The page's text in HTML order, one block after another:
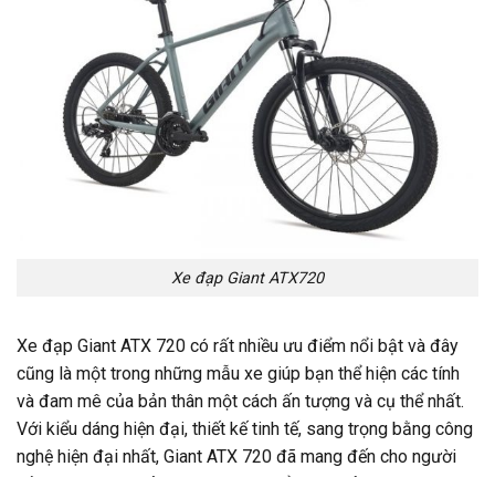
Xe đạp Giant ATX720
Xe đạp Giant ATX 720 có rất nhiều ưu điểm nổi bật và đây
cũng là một trong những mẫu xe giúp bạn thể hiện các tính
và đam mê của bản thân một cách ấn tượng và cụ thể nhất.
Với kiểu dáng hiện đại, thiết kế tinh tế, sang trọng bằng công
nghệ hiện đại nhất, Giant ATX 720 đã mang đến cho người